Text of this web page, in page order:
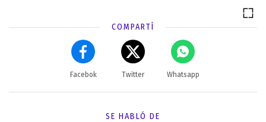
COMPARTÍ
Facebok Twitter Whatsapp
SE HABLÓ DE